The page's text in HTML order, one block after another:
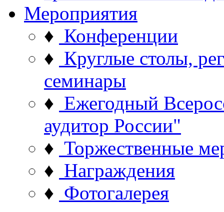
Мероприятия
♦ Конференции
♦ Круглые столы,
семинары
♦ Ежегодный
аудитор России"
♦ Торжественные
♦ Награждения
♦ Фотогалерея